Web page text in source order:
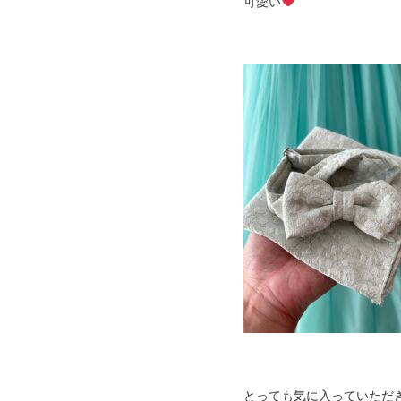
とっても気に入っていただ